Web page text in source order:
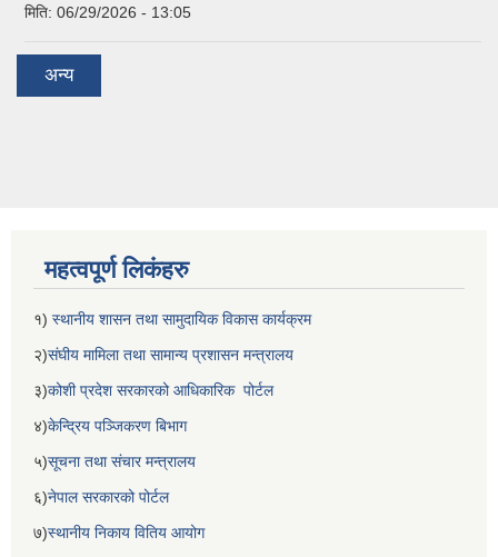
मिति: 06/29/2026 - 13:05
अन्य
महत्वपूर्ण लिकंहरु
१) स्थानीय शासन तथा सामुदायिक विकास कार्यक्रम
२)संघीय मामिला तथा सामान्य प्रशासन मन्त्रालय
३)कोशी प्रदेश सरकारको आधिकारिक पोर्टल
४)केन्द्रिय पञ्जिकरण बिभाग
५)सूचना तथा संचार मन्त्रालय
६)नेपाल सरकारको पोर्टल
७)स्थानीय निकाय वितिय आयोग